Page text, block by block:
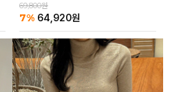
69,800원
7% 64,920원